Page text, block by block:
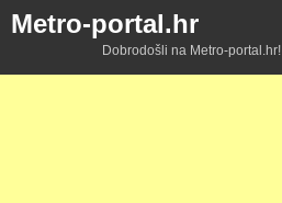
Metro-portal.hr
Dobrodošli na Metro-portal.hr!